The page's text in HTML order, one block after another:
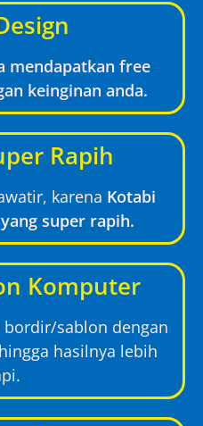
mendapatkan free
keinginan anda.
Rapih
karena Kotabi
super rapih.
Komputer
bordir/sablon dengan
hasilnya lebih